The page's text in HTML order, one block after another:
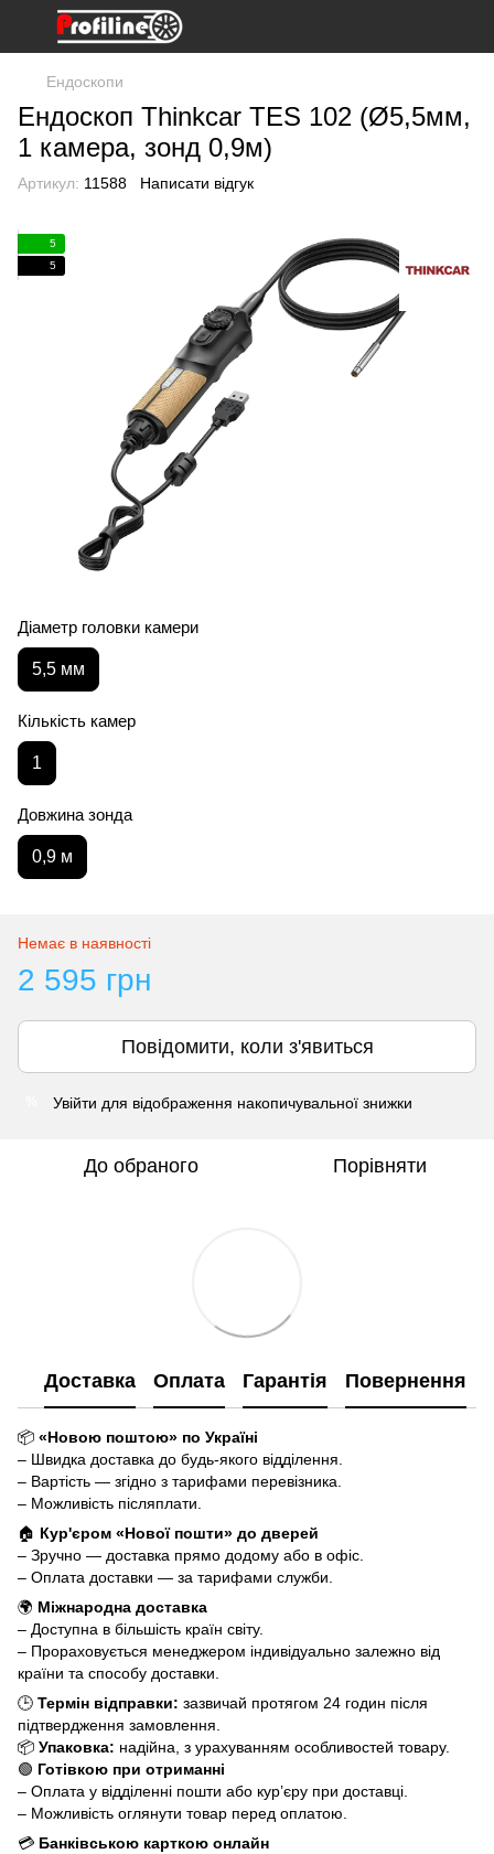
Ендоскопи
Ендоскоп Thinkcar TES 102 (Ø5,5мм,
1 камера, зонд 0,9м)
Артикул: 11588 Написати відгук
5
5
Діаметр головки камери
5,5 мм
Кількість камер
1
Довжина зонда
0,9 м
Немає в наявності
2 595 грн
Повідомити, коли з'явиться
Увійти для відображення накопичувальної знижки
До обраного Порівняти
Доставка Оплата Гарантія Повернення
📦 «Новою поштою» по Україні
– Швидка доставка до будь-якого відділення.
– Вартість — згідно з тарифами перевізника.
– Можливість післяплати.
🏠 Кур'єром «Нової пошти» до дверей
– Зручно — доставка прямо додому або в офіс.
– Оплата доставки — за тарифами служби.
🌍 Міжнародна доставка
– Доступна в більшість країн світу.
– Прораховується менеджером індивідуально залежно від
країни та способу доставки.
🕒 Термін відправки: зазвичай протягом 24 годин після
підтвердження замовлення.
📦 Упаковка: надійна, з урахуванням особливостей товару.
🟢 Готівкою при отриманні
– Оплата у відділенні пошти або кур’єру при доставці.
– Можливість оглянути товар перед оплатою.
💳 Банківською карткою онлайн